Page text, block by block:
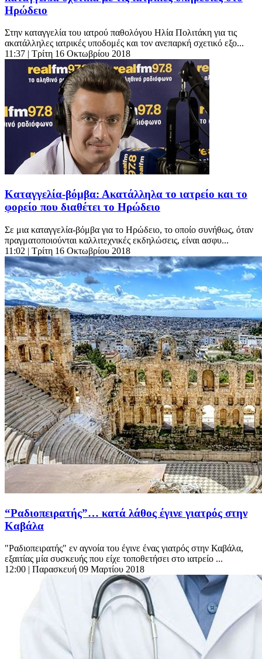
Ηρώδειο
Στην καταγγελία του ιατρού παθολόγου Ηλία Πολιτάκη για τις
ακατάλληλες ιατρικές υποδομές και τον ανεπαρκή σχετικό εξο...
11:37 | Τρίτη 16 Οκτωβρίου 2018
Καταγγελία-βόμβα: Ακατάλληλα το ιατρείο και το
φορείο που διαθέτει το Ηρώδειο
Σε μια καταγγελία-βόμβα για το Ηρώδειο, το οποίο συνήθως, όταν
πραγματοποιούνται καλλιτεχνικές εκδηλώσεις, είναι ασφυ...
11:02 | Τρίτη 16 Οκτωβρίου 2018
“Ραδιοπειρατής”… κατά λάθος έγινε γιατρός στην
Καβάλα
"Ραδιοπειρατής" εν αγνοία του έγινε ένας γιατρός στην Καβάλα,
εξαιτίας μία συσκευής που είχε τοποθετήσει στο ιατρείο ...
12:00 | Παρασκευή 09 Μαρτίου 2018